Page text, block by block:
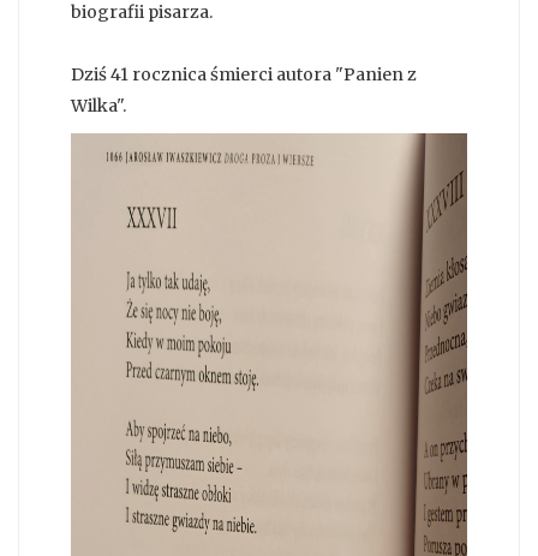
biografii pisarza.
Dziś 41 rocznica śmierci autora "Panien z
Wilka".